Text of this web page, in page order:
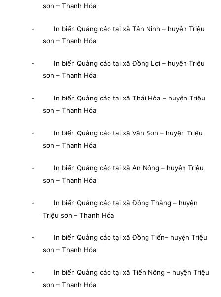
sơn – Thanh Hóa
- In biển Quảng cáo tại xã Tân Ninh – huyện Triệu
sơn – Thanh Hóa
- In biển Quảng cáo tại xã Đồng Lợi – huyện Triệu
sơn – Thanh Hóa
- In biển Quảng cáo tại xã Thái Hòa – huyện Triệu
sơn – Thanh Hóa
- In biển Quảng cáo tại xã Vân Sơn – huyện Triệu
sơn – Thanh Hóa
- In biển Quảng cáo tại xã An Nông – huyện Triệu
sơn – Thanh Hóa
- In biển Quảng cáo tại xã Đồng Thắng – huyện
Triệu sơn – Thanh Hóa
- In biển Quảng cáo tại xã Đồng Tiến– huyện Triệu
sơn – Thanh Hóa
- In biển Quảng cáo tại xã Tiến Nông – huyện Triệu
sơn – Thanh Hóa